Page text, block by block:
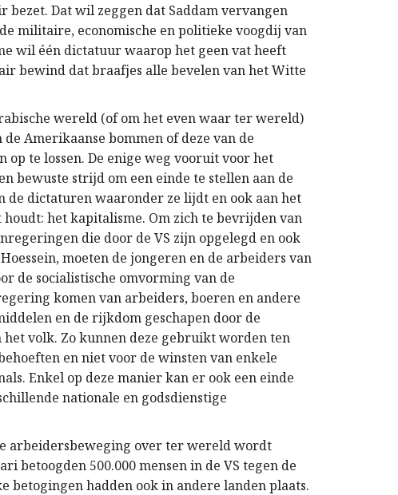
Dat wil zeggen dat Saddam vervangen
militaire, economische en politieke voogdij van
wil één dictatuur waarop het geen vat heeft
bewind dat braafjes alle bevelen van het Witte
wereld (of om het even waar ter wereld)
Amerikaanse bommen of deze van de
op te lossen. De enige weg vooruit voor het
bewuste strijd om een einde te stellen aan de
dictaturen waaronder ze lijdt en ook aan het
houdt: het kapitalisme. Om zich te bevrijden van
die door de VS zijn opgelegd en ook
moeten de jongeren en de arbeiders van
de socialistische omvorming van de
komen van arbeiders, boeren en andere
en de rijkdom geschapen door de
volk. Zo kunnen deze gebruikt worden ten
en niet voor de winsten van enkele
Enkel op deze manier kan er ook een einde
nationale en godsdienstige
arbeidersbeweging over ter wereld wordt
betoogden 500.000 mensen in de VS tegen de
betogingen hadden ook in andere landen plaats.